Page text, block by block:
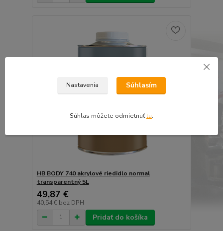
HB BODY 740 akrylové riedidlo normal
transparentný 5L
49,87 €
40,54 € bez DPH
Pridať do košíka
Nastavenia Súhlasím
Súhlas môžete odmietnuťtu.